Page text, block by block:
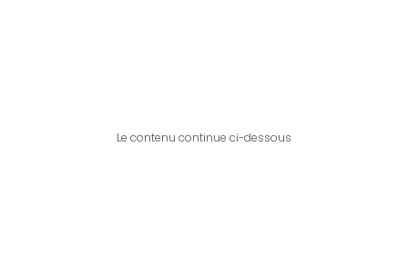
Le contenu continue ci-dessous